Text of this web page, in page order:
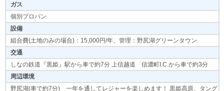
ガス
個別プロパン
設備
組合費(土地のみの場合)：15,000円/年、管理：野尻湖グリーンタウン
交通
しなの鉄道『黒姫』駅から車で約7分 上信越道 信濃町I.C.から車で約3分
周辺環境
野尻湖(車で約7分) 一年を通してレジャーを楽しめます！ 黒姫高原、タング